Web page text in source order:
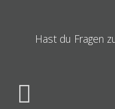
Hast du Fragen